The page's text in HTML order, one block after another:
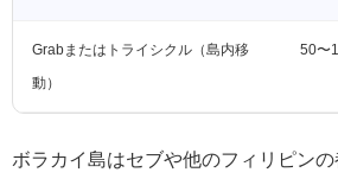
Grabまたはトライシクル（島内移
動）
50〜
ボラカイ島はセブや他のフィリピン